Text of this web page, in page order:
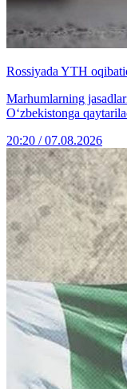
Rossiyada YTH
Marhumlarning
O‘zbekistonga
20:20 / 07.08.2026